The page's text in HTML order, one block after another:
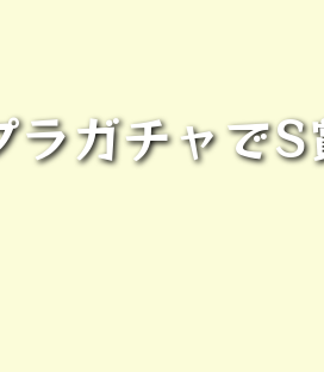
ガチャで